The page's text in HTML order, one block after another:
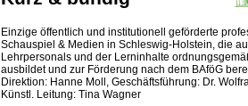
Einzige öffentlich und institutionell geförderte
Schauspiel & Medien in Schleswig-Holstein, die
Lehrpersonals und der Lerninhalte
ausbildet und zur Förderung nach dem BAföG
Direktion: Hanne Moll, Geschäftsführung: Dr.
Künstl. Leitung: Tina Wagner